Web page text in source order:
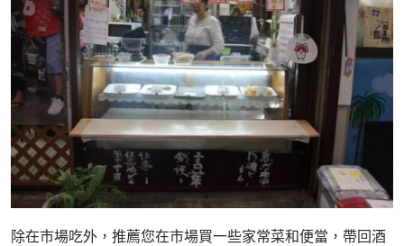
除在市場吃外，推薦您在市場買一些家常菜和便當，帶回酒